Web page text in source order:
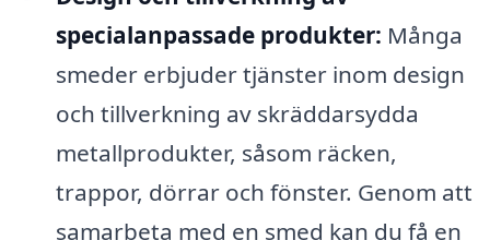
specialanpassade produkter: Många
smeder erbjuder tjänster inom design
och tillverkning av skräddarsydda
metallprodukter, såsom räcken,
trappor, dörrar och fönster. Genom att
samarbeta med en smed kan du få en